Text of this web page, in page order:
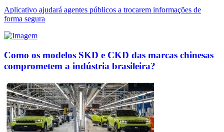
Aplicativo ajudará agentes públicos a trocarem informações de
forma segura
Como os modelos SKD e CKD das marcas chinesas
comprometem a indústria brasileira?